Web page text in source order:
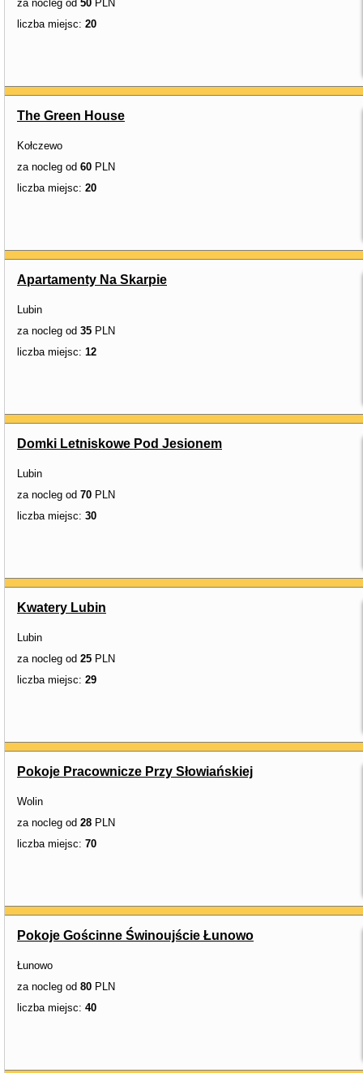
za nocleg od 50 PLN
liczba miejsc: 20
The Green House
Kołczewo
za nocleg od 60 PLN
liczba miejsc: 20
Apartamenty Na Skarpie
Lubin
za nocleg od 35 PLN
liczba miejsc: 12
Domki Letniskowe Pod Jesionem
Lubin
za nocleg od 70 PLN
liczba miejsc: 30
Kwatery Lubin
Lubin
za nocleg od 25 PLN
liczba miejsc: 29
Pokoje Pracownicze Przy Słowiańskiej
Wolin
za nocleg od 28 PLN
liczba miejsc: 70
Pokoje Gościnne Świnoujście Łunowo
Łunowo
za nocleg od 80 PLN
liczba miejsc: 40